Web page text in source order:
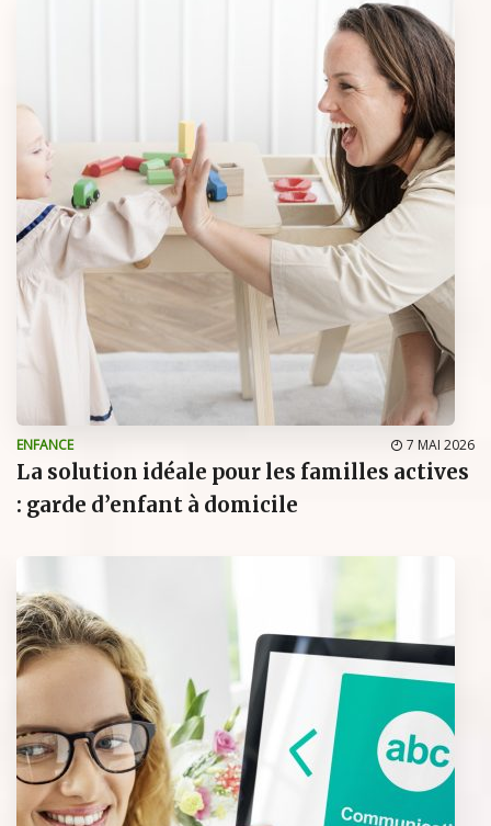
ENFANCE 7 MAI 2026
La solution idéale pour les familles actives
: garde d’enfant à domicile